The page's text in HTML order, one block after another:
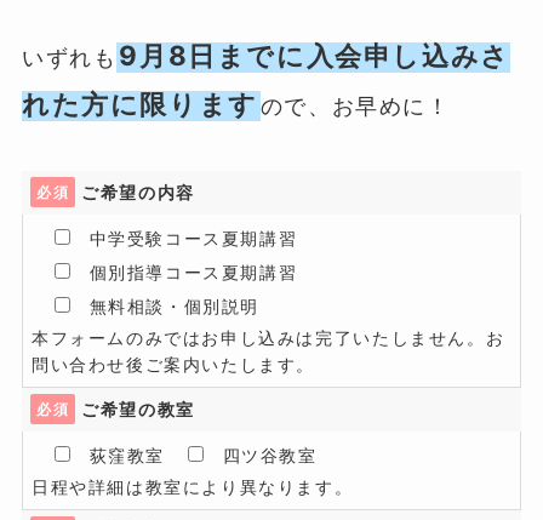
いずれも 9月8日までに入会申し込みさ
れた方に限ります ので、お早めに！
必須 ご希望の内容
中学受験コース夏期講習
個別指導コース夏期講習
無料相談・個別説明
本フォームのみではお申し込みは完了いたしません。お
問い合わせ後ご案内いたします。
必須 ご希望の教室
荻窪教室
四ツ谷教室
日程や詳細は教室により異なります。